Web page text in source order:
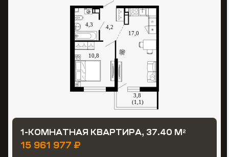
1-КОМНАТНАЯ КВАРТИРА, 37.40 М2
15 961 977 ₽